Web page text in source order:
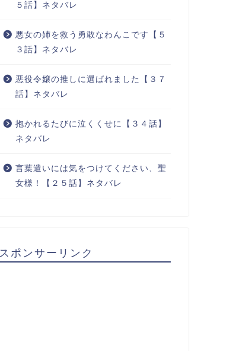
５話】ネタバレ
悪女の姉を救う勇敢なわんこです【５
３話】ネタバレ
悪役令嬢の推しに選ばれました【３７
話】ネタバレ
抱かれるたびに泣くくせに【３４話】
ネタバレ
言葉遣いには気をつけてください、聖
女様！【２５話】ネタバレ
スポンサーリンク